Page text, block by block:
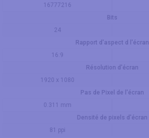
16777216
Bits
24
Rapport d'aspect d l'écran
16:9
Résolution d'écran
1920 x 1080
Pas de Pixel de l'écran
0.311 mm
Densité de pixels d'écran
81 ppi